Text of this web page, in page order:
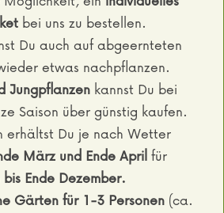
bei uns zu bestellen.
Du auch auf abgeernteten
etwas nachpflanzen.
Jungpflanzenkannst Du bei
Saison über günstig kaufen.
erhältst Du je nach Wetter
März und Ende Aprilfür
bis Ende Dezember.
Gärten für 1-3 Personen(ca.